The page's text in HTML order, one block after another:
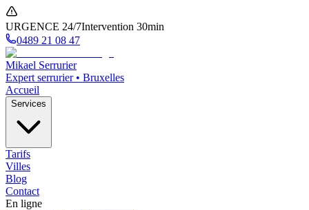
URGENCE 24/7Intervention 30min
0489 21 08 47
Mikael Serrurier
Expert serrurier • Bruxelles
Accueil
Services
Tarifs
Villes
Blog
Contact
En ligne